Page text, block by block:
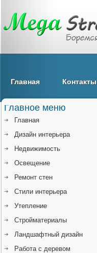
Главная Контакты
Главное меню
Главная
Дизайн интерьера
Недвижимость
Освещение
Ремонт стен
Стили интерьера
Утепление
Стройматериалы
Ландшафтный дизайн
Работа с деревом